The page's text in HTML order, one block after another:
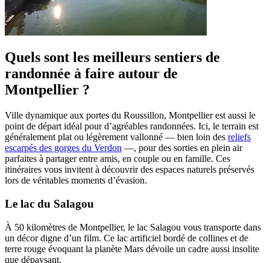
Quels sont les meilleurs sentiers de
randonnée à faire autour de
Montpellier ?
Ville dynamique aux portes du Roussillon, Montpellier est aussi le
point de départ idéal pour d’agréables randonnées. Ici, le terrain est
généralement plat ou légèrement vallonné — bien loin des reliefs
escarpés des gorges du Verdon —, pour des sorties en plein air
parfaites à partager entre amis, en couple ou en famille. Ces
itinéraires vous invitent à découvrir des espaces naturels préservés
lors de véritables moments d’évasion.
Le lac du Salagou
À 50 kilomètres de Montpellier, le lac Salagou vous transporte dans
un décor digne d’un film. Ce lac artificiel bordé de collines et de
terre rouge évoquant la planète Mars dévoile un cadre aussi insolite
que dépaysant.